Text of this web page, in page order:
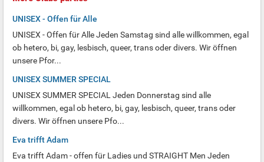
UNISEX - Offen für Alle
UNISEX - Offen für Alle Jeden Samstag sind alle willkommen, egal
ob hetero, bi, gay, lesbisch, queer, trans oder divers. Wir öffnen
unsere Pfor...
UNISEX SUMMER SPECIAL
UNISEX SUMMER SPECIAL Jeden Donnerstag sind alle
willkommen, egal ob hetero, bi, gay, lesbisch, queer, trans oder
divers. Wir öffnen unsere Pfo...
Eva trifft Adam
Eva trifft Adam - offen für Ladies und STRAIGHT Men Jeden